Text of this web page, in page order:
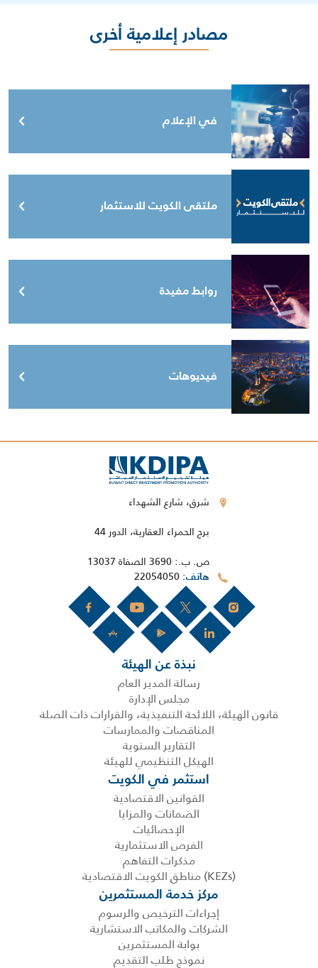
مصادر إعلامية أخرى
في الإعلام
ملتقى الكويت للاستثمار
روابط مفيدة
فيديوهات
شرق، شارع الشهداء
برج الحمراء العقارية، الدور 44
ص. ب.: 3690 الصفاة 13037
هاتف
نبذة عن الهيئة
رسالة المدير العام
مجلس الإدارة
قانون الهيئة، اللائحة التنفيذية، والقرارات ذات الصلة
المناقصات والممارسات
التقارير السنوية
الهيكل التنظيمي للهيئة
استثمر في الكويت
القوانين الاقتصادية
الضمانات والمزايا
الإحصائيات
الفرص الاستثمارية
مذكرات التفاهم
(KEZs) مناطق الكويت الاقتصادية
مركز خدمة المستثمرين
إجراءات الترخيص والرسوم
الشركات والمكاتب الاستشارية
بوابة المستثمرين
نموذج طلب التقديم